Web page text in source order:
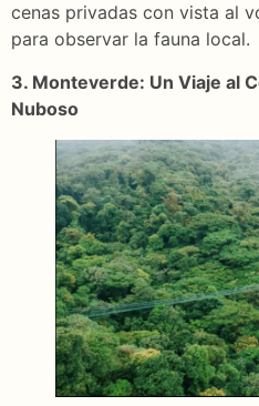
cenas privadas con vista al
para observar la fauna local.
3. Monteverde: Un Viaje al
Nuboso